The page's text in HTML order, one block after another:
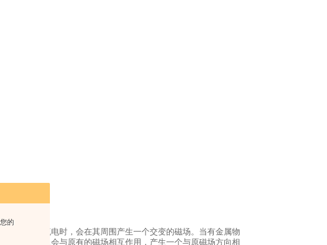
的
圈通入交流电时，会在其周围产生一个交变的磁场。当有金属物
这些涡流又会与原有的磁场相互作用，产生一个与原磁场方向相